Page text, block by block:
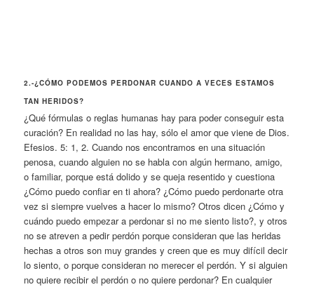
2.-¿CÓMO PODEMOS PERDONAR CUANDO A VECES ESTAMOS
TAN HERIDOS?
¿Qué fórmulas o reglas humanas hay para poder conseguir esta
curación? En realidad no las hay, sólo el amor que viene de Dios.
Efesios. 5: 1, 2. Cuando nos encontramos en una situación
penosa, cuando alguien no se habla con algún hermano, amigo,
o familiar, porque está dolido y se queja resentido y cuestiona
¿Cómo puedo confiar en ti ahora? ¿Cómo puedo perdonarte otra
vez si siempre vuelves a hacer lo mismo? Otros dicen ¿Cómo y
cuándo puedo empezar a perdonar si no me siento listo?, y otros
no se atreven a pedir perdón porque consideran que las heridas
hechas a otros son muy grandes y creen que es muy difícil decir
lo siento, o porque consideran no merecer el perdón. Y si alguien
no quiere recibir el perdón o no quiere perdonar? En cualquier